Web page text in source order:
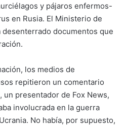
y pájaros enfermos-
en Rusia. El Ministerio de
documentos que
los medios de
repitieron un comentario
un presentador de Fox News,
involucrada en la guerra
No había, por supuesto,